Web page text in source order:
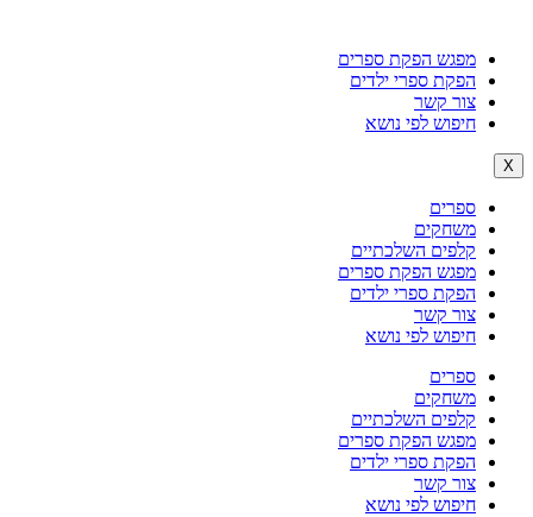
מפגש הפקת ספרים
הפקת ספרי ילדים
צור קשר
חיפוש לפי נושא
X
ספרים
משחקים
קלפים השלכתיים
מפגש הפקת ספרים
הפקת ספרי ילדים
צור קשר
חיפוש לפי נושא
ספרים
משחקים
קלפים השלכתיים
מפגש הפקת ספרים
הפקת ספרי ילדים
צור קשר
חיפוש לפי נושא